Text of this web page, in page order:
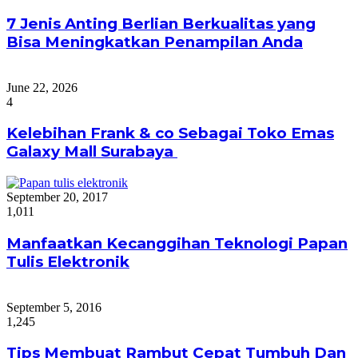
7 Jenis Anting Berlian Berkualitas yang
Bisa Meningkatkan Penampilan Anda
June 22, 2026
4
Kelebihan Frank & co Sebagai Toko Emas
Galaxy Mall Surabaya
September 20, 2017
1,011
Manfaatkan Kecanggihan Teknologi Papan
Tulis Elektronik
September 5, 2016
1,245
Tips Membuat Rambut Cepat Tumbuh Dan